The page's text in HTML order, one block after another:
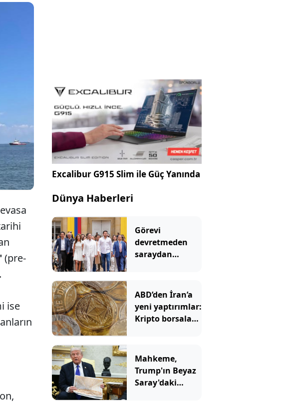
(pre-
ise
Sesi Aç
Excalibur G915 Slim ile Güç Yanında
Dünya Haberleri
Görevi
devretmeden
saraydan
müzeye
çevireceğim’
demişti
ABD’den İran’a
yeni yaptırımlar:
Kripto borsaları
Mahkeme,
Trump'ın Beyaz
Saray'daki